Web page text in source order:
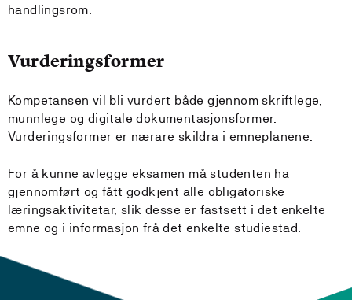
handlingsrom.
Vurderingsformer
Kompetansen vil bli vurdert både gjennom skriftlege,
munnlege og digitale dokumentasjonsformer.
Vurderingsformer er nærare skildra i emneplanene.
For å kunne avlegge eksamen må studenten ha
gjennomført og fått godkjent alle obligatoriske
læringsaktivitetar, slik desse er fastsett i det enkelte
emne og i informasjon frå det enkelte studiestad.